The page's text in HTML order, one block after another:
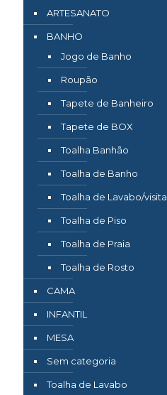
ARTESANATO
BANHO
Jogo de Banho
Roupão
Tapete de Banheiro
Tapete de BOX
Toalha Banhão
Toalha de Banho
Toalha de Lavabo/visita
Toalha de Piso
Toalha de Praia
Toalha de Rosto
CAMA
INFANTIL
MESA
Sem categoria
Toalha de Lavabo